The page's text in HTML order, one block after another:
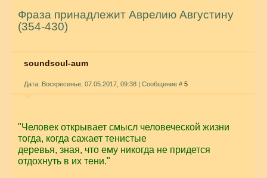
Фраза принадлежит Аврелию Августину
(354-430)
soundsoul-aum
Дата: Воскресенье, 07.05.2017, 09:38 | Сообщение # 5
"Человек открывает смысл человеческой жизни
тогда, когда сажает тенистые
деревья, зная, что ему никогда не придется
отдохнуть в их тени."